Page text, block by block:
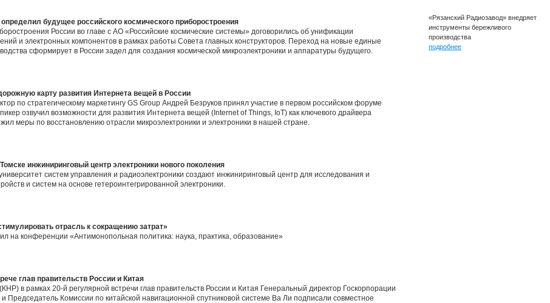
будущее российского космического приборостроения
России во главе с АО «Российские космические системы» договорились об унификации
и электронных компонентов в рамках работы Совета главных конструкторов. Переход на новые единые
сформирует в России задел для создания космической микроэлектроники и аппаратуры будущего.
карту развития Интернета вещей в России
по стратегическому маркетингу GS Group Андрей Безруков принял участие в первом российском форуме
озвучил возможности для развития Интернета вещей (Internet of Things, IoT) как ключевого драйвера
меры по восстановлению отрасли микроэлектроники и электроники в нашей стране.
инжиниринговый центр электроники нового поколения
систем управления и радиоэлектроники создают инжиниринговый центр для исследования и
и систем на основе гетероинтегрированной электроники.
отрасль к сокращению затрат»
на конференции «Антимонопольная политика: наука, практика, образование»
глав правительств России и Китая
в рамках 20-й регулярной встречи глав правительств России и Китая Генеральный директор Госкорпорации
Комиссии по китайской навигационной спутниковой системе Ва Ли подписали совместное
«Рязанский Радиозавод» внедряет
инструменты бережливого
производства
подробнее